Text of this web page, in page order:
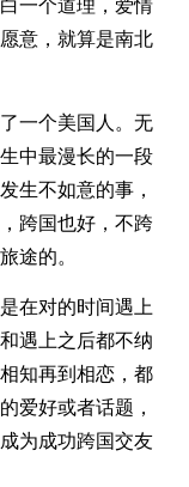
一个道理，爱情
意，就算是南北
一个美国人。无
中最漫长的一段
生不如意的事，
跨国也好，不跨
途的。
在对的时间遇上
遇上之后都不纳
知再到相恋，都
爱好或者话题，
为成功跨国交友